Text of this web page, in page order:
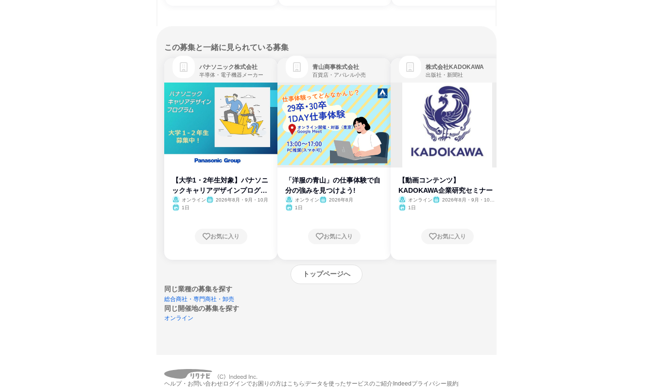
この募集と一緒に見られている募集
パナソニック株式会社
半導体・電子機器メーカー
【大学1・2年生対象】パナソニ
ックキャリアデザインプログラ
ム
オンライン
2026年8月・9月・10月
1日
お気に入り
青山商事株式会社
百貨店・アパレル小売
「洋服の青山」の仕事体験で自
分の強みを見つけよう!
オンライン
2026年8月
1日
お気に入り
株式会社KADOKAWA
出版社・新聞社
【動画コンテンツ】
KADOKAWA企業研究セミナー
オンライン
2026年8月・9月・10
1日
お気に入り
トップページへ
同じ業種の募集を探す
総合商社・専門商社・卸売
同じ開催地の募集を探す
オンライン
ヘルプ・お問い合わせ ログインでお困りの方はこちら データを使ったサービスのご紹介 Indeedプライバシー規約